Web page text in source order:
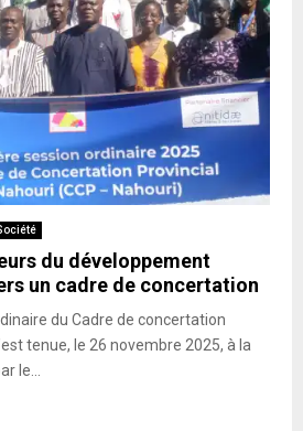
du développement
un cadre de concertation
du Cadre de concertation
tenue, le 26 novembre 2025, à la
le...